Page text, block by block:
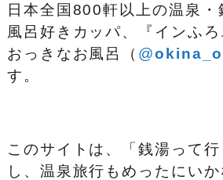
日本全国800軒以上の温泉・
風呂好きカッパ、『インふ
おっきなお風呂（ @
す。
このサイトは、「銭湯って
し、温泉旅行もめったにいか